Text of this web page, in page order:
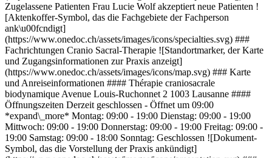
Zugelassene Patienten Frau Lucie Wolf akzeptiert neue Patienten !
[Aktenkoffer-Symbol, das die Fachgebiete der Fachperson
ank\u00fcndigt]
(https://www.onedoc.ch/assets/images/icons/specialties.svg) ###
Fachrichtungen Cranio Sacral-Therapie ![Standortmarker, der Karte
und Zugangsinformationen zur Praxis anzeigt]
(https://www.onedoc.ch/assets/images/icons/map.svg) ### Karte
und Anreiseinformationen #### Thérapie craniosacrale
biodynamique Avenue Louis-Ruchonnet 2 1003 Lausanne ####
Öffnungszeiten Derzeit geschlossen - Öffnet um 09:00
*expand\_more* Montag: 09:00 - 19:00 Dienstag: 09:00 - 19:00
Mittwoch: 09:00 - 19:00 Donnerstag: 09:00 - 19:00 Freitag: 09:00 -
19:00 Samstag: 09:00 - 18:00 Sonntag: Geschlossen ![Dokument-
Symbol, das die Vorstellung der Praxis ankündigt]